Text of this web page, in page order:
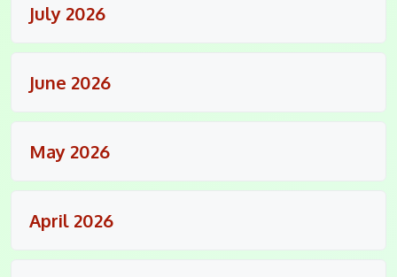
July 2026
June 2026
May 2026
April 2026